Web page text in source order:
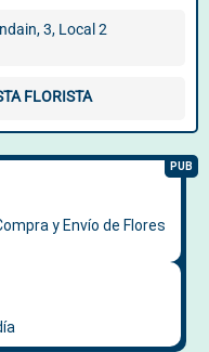
3, Local 2
FLORISTA